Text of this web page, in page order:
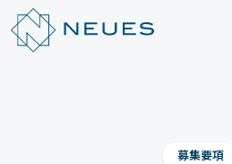
募集要項